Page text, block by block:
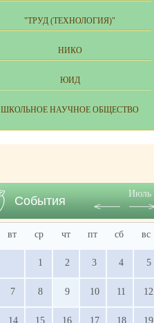
"ТРУД (ТЕХНОЛОГИЯ)"
НИКО
ЮИД
ШКОЛЬНОЕ НАУЧНОЕ ОБЩЕСТВО
События
Июль
вт ср чт пт сб вс
1 2 3 4 5
7 8 9 10 11 12
14 15 16 17 18 19